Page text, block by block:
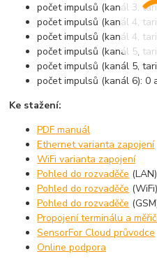
počet impulsů (kanál 3,
počet impulsů (kanál 4,
počet impulsů (kanál 4,
počet impulsů (kanál 5,
počet impulsů (kanál 5,
počet impulsů (kanál 6): 0
Ke stažení:
PDF manuál
Ethernet varianta zapojení
WiFi varianta zapojení
Pohled do rozvaděče (LAN)
Pohled do rozvaděče (WiFi)
Pohled do rozvaděče
Propojení terminálu a
SensorFor Cloud průvodce
Online podpora